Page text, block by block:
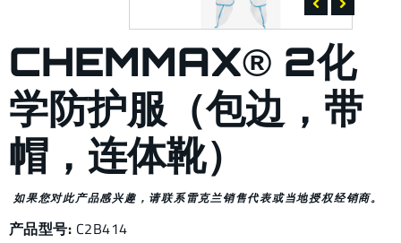
CHEMMAX® 2化
学防护服（包边，带
帽，连体靴）
如果您对此产品感兴趣，请联系雷克兰销售代表或当地授权经销商。
产品型号: C2B414